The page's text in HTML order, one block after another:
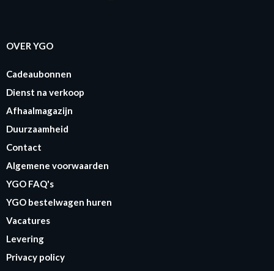
OVER YGO
Cadeaubonnen
Dienst na verkoop
Afhaalmagazijn
Duurzaamheid
Contact
Algemene voorwaarden
YGO FAQ's
YGO bestelwagen huren
Vacatures
Levering
Privacy policy